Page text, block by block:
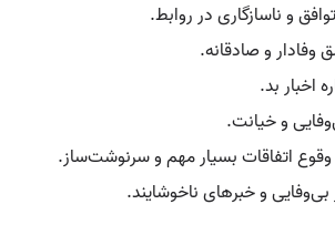
و ناسازگاری در روابط.
وفادار و صادقانه.
اخبار بد.
و خیانت.
وقوع اتفاقات بسیار مهم و سرنوشت‌ساز.
بی‌وفایی و خبرهای ناخوشایند.